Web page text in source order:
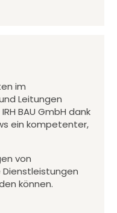
im
Leitungen
BAU GmbH dank
ein kompetenter,
von
können.